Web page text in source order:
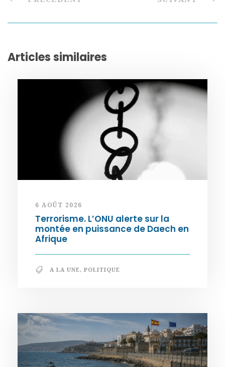
Articles similaires
6 AOÛT 2026
Terrorisme. L’ONU alerte sur la
montée en puissance de Daech en
Afrique
A LA UNE, POLITIQUE